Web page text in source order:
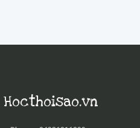
Hocthoisao.vn